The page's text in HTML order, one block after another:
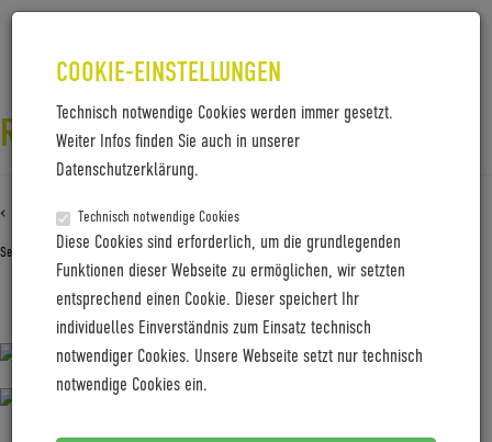
COOKIE-EINSTELLUNGEN
Technisch notwendige Cookies werden immer gesetzt.
Weiter Infos finden Sie auch in unserer
Datenschutzerklärung.
Technisch notwendige Cookies
Diese Cookies sind erforderlich, um die grundlegenden
Funktionen dieser Webseite zu ermöglichen, wir setzten
entsprechend einen Cookie. Dieser speichert Ihr
individuelles Einverständnis zum Einsatz technisch
notwendiger Cookies. Unsere Webseite setzt nur technisch
notwendige Cookies ein.
ROADBOOK_STRECKE-HERZ_FINAL
‹ Zurück zuRoadbook_Strecke-Herz_final
September 16, 2022 Gabi Jung — No Comments
Roadbook_Strecke-Herz_final